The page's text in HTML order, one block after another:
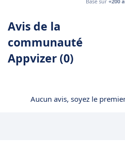
Avis de la
communauté
Appvizer (0)
Aucun avis, soyez le